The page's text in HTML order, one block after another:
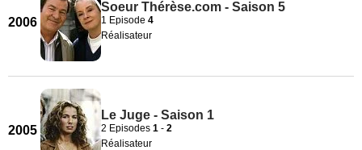
2006
Soeur Thérèse.com - Saison 5
1 Episode 4
Réalisateur
2005
Le Juge - Saison 1
2 Episodes 1 - 2
Réalisateur